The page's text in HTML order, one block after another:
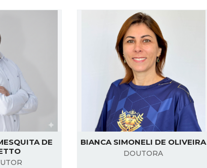
DE
BIANCA SIMONELI DE OLIVEIRA
DOUTORA